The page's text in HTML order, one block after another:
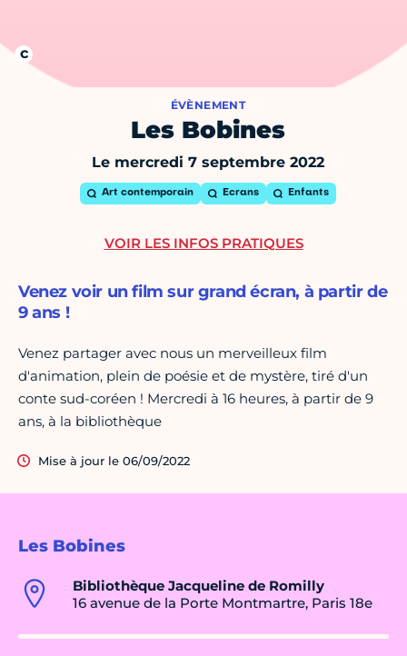
ÉVÈNEMENT
Les Bobines
Le mercredi 7 septembre 2022
Art contemporain Ecrans Enfants
Les Bobines
Bibliothèque Jacqueline de Romilly
16 avenue de la Porte Montmartre, Paris 18e
Venez voir un film sur grand écran, à partir de
9 ans !
Venez partager avec nous un merveilleux film
d'animation, plein de poésie et de mystère, tiré d'un
conte sud-coréen ! Mercredi à 16 heures, à partir de 9
ans, à la bibliothèque
Mise à jour le 06/09/2022
VOIR LES INFOS PRATIQUES